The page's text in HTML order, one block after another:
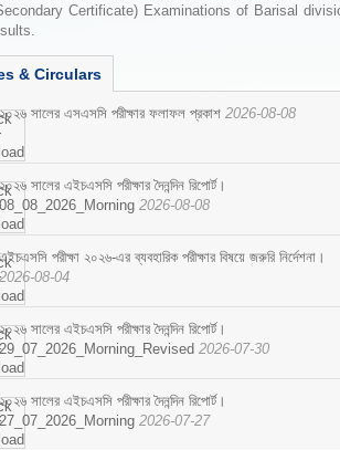
Certificate) Examinations of Barisal
& Circulars
২০২৬ সালের এসএসসি পরীক্ষার ফলাফল প্রকাশ 2026-08-08
২০২৬ সালের এইচএসসি পরীক্ষার দৈনন্দিন রিপোর্ট।
08_08_2026_Morning 2026-08-08
এইচএসসি পরীক্ষা ২০২৬-এর ব্যবহারিক পরীক্ষার বিষয়ে জরুরি নির্দেশনা।
2026-08-04
২০২৬ সালের এইচএসসি পরীক্ষার দৈনন্দিন রিপোর্ট।
29_07_2026_Morning_Revised 2026-07-30
২০২৬ সালের এইচএসসি পরীক্ষার দৈনন্দিন রিপোর্ট।
27_07_2026_Morning 2026-07-27